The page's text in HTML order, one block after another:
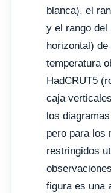
blanca), el
y el rango del
horizontal)
temperatura
HadCRUT5
caja
los
pero para los
restringidos
figura es una